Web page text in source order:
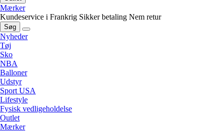
Mærker
Kundeservice i Frankrig Sikker betaling Nem retur
Søg
Nyheder
Tøj
Sko
NBA
Balloner
Udstyr
Sport USA
Lifestyle
Fysisk vedligeholdelse
Outlet
Mærker